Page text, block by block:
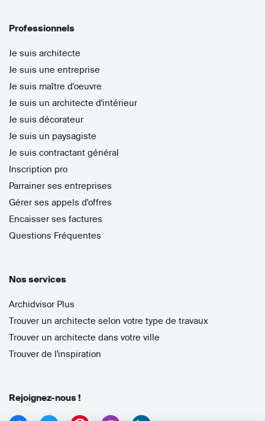
Professionnels
Je suis architecte
Je suis une entreprise
Je suis maître d'oeuvre
Je suis un architecte d'intérieur
Je suis décorateur
Je suis un paysagiste
Je suis contractant général
Inscription pro
Parrainer ses entreprises
Gérer ses appels d'offres
Encaisser ses factures
Questions Fréquentes
Nos services
Archidvisor Plus
Trouver un architecte selon votre type de travaux
Trouver un architecte dans votre ville
Trouver de l'inspiration
Rejoignez-nous !